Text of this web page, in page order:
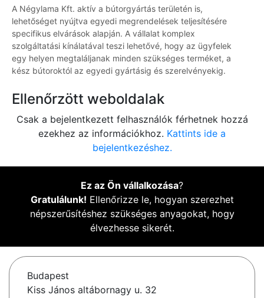
A Négylama Kft. aktív a bútorgyártás területén is,
lehetőséget nyújtva egyedi megrendelések teljesítésére
specifikus elvárások alapján. A vállalat komplex
szolgáltatási kínálatával teszi lehetővé, hogy az ügyfelek
egy helyen megtaláljanak minden szükséges terméket, a
kész bútoroktól az egyedi gyártásig és szerelvényekig.
Ellenőrzött weboldalak
Csak a bejelentkezett felhasználók férhetnek hozzá
ezekhez az információkhoz. Kattints ide a
bejelentkezéshez.
Ez az Ön vállalkozása?
Gratulálunk! Ellenőrizze le, hogyan szerezhet
népszerűsítéshez szükséges anyagokat, hogy
élvezhesse sikerét.
Budapest
Kiss János altábornagy u. 32